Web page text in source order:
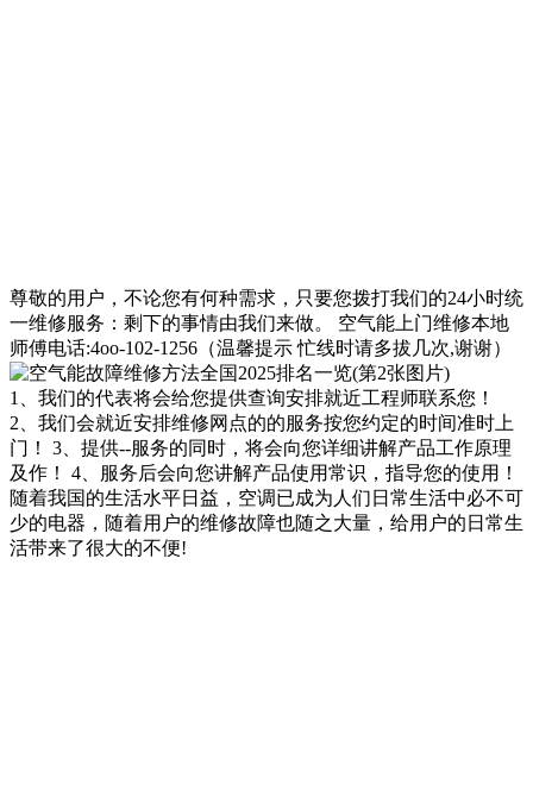
尊敬的用户，不论您有何种需求，只要您拨打我们的24小时统
一维修服务：剩下的事情由我们来做。 空气能上门维修本地
师傅电话:4oo-102-1256（温馨提示 忙线时请多拔几次,谢谢）
1、我们的代表将会给您提供查询安排就近工程师联系您！
2、我们会就近安排维修网点的的服务按您约定的时间准时上
门！ 3、提供--服务的同时，将会向您详细讲解产品工作原理
及作！ 4、服务后会向您讲解产品使用常识，指导您的使用！
随着我国的生活水平日益，空调已成为人们日常生活中必不可
少的电器，随着用户的维修故障也随之大量，给用户的日常生
活带来了很大的不便!